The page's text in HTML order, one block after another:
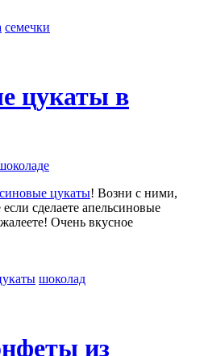
семечки
цукаты в
цукаты! Возни с ними,
сделаете апельсиновые
Очень вкусное
шоколад
из